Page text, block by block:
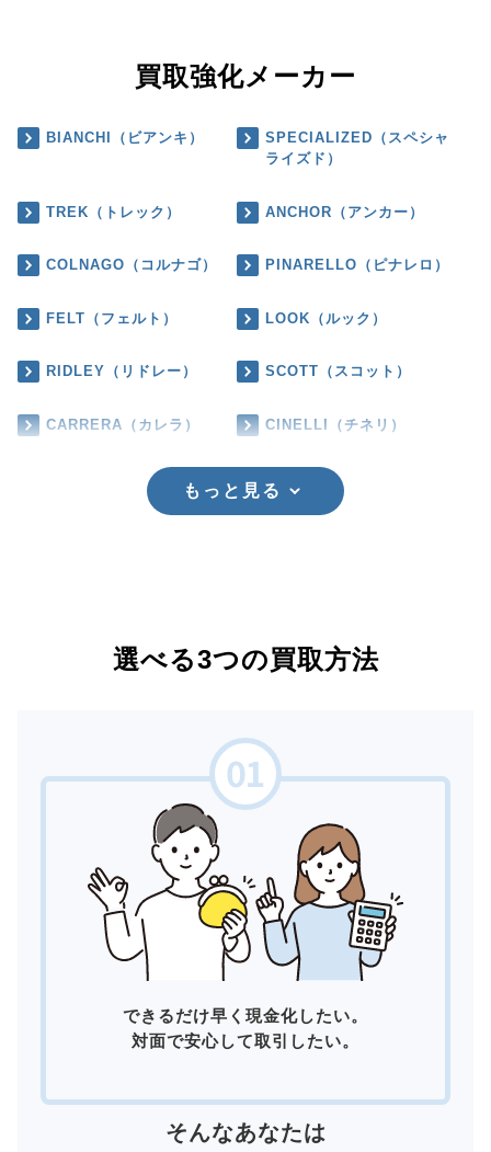
買取強化メーカー
BIANCHI（ビアンキ）
SPECIALIZED（スペシャ
ライズド）
TREK（トレック） ANCHOR（アンカー）
COLNAGO（コルナゴ） PINARELLO（ピナレロ）
FELT（フェルト） LOOK（ルック）
RIDLEY（リドレー） SCOTT（スコット）
CARRERA（カレラ） CINELLI（チネリ）
もっと見る
選べる3つの買取方法
できるだけ早く現金化したい。
対面で安心して取引したい。
そんなあなたは